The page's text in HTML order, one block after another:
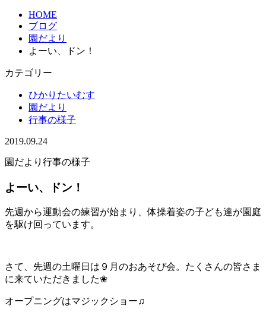
HOME
ブログ
園だより
よーい、ドン！
カテゴリー
ひかりたいむす
園だより
行事の様子
2019.09.24
園だより 行事の様子
よーい、ドン！
先週から運動会の練習が始まり、体操着姿の子ども達が園庭
を駆け回っています。
さて、先週の土曜日は９月のおあそび会。たくさんの皆さま
に来ていただきました❀
オープニングはマジックショー♫